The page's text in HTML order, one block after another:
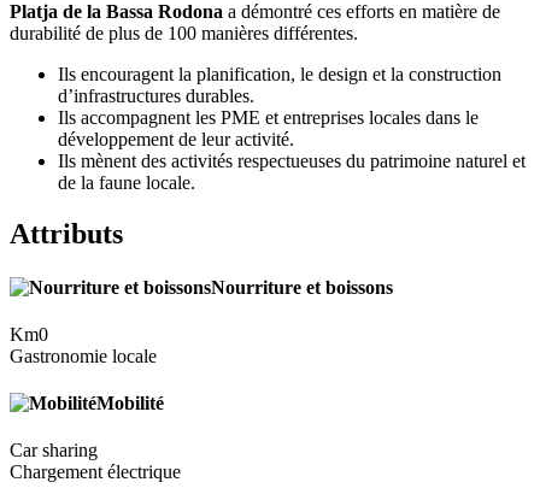
Platja de la Bassa Rodona a démontré ces efforts en matière de
durabilité de plus de 100 manières différentes.
Ils encouragent la planification, le design et la construction
d’infrastructures durables.
Ils accompagnent les PME et entreprises locales dans le
développement de leur activité.
Ils mènent des activités respectueuses du patrimoine naturel et
de la faune locale.
Attributs
Nourriture et boissons
Km0
Gastronomie locale
Mobilité
Car sharing
Chargement électrique